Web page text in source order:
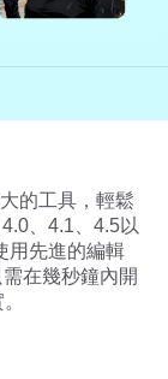
的工具，輕鬆
、4.1、4.5以
用先進的編輯
在幾秒鐘內開